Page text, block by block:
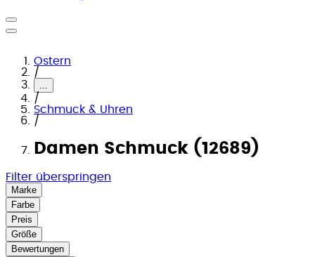
Ostern
/
...
/
Schmuck & Uhren
/
Damen Schmuck (12689)
Filter überspringen
Marke
Farbe
Preis
Größe
Bewertungen